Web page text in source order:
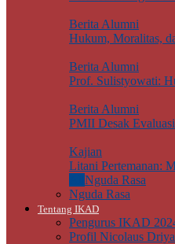
Berita Alumni
Hukum, Moralitas,
Berita Alumni
Prof. Sulistyowati:
Berita Alumni
PMII Desak
Kajian
Litani Pertemanan:
Nguda Rasa
Nguda Rasa
Tentang IKAD
Pengurus IKAD
Profil Nicolaus